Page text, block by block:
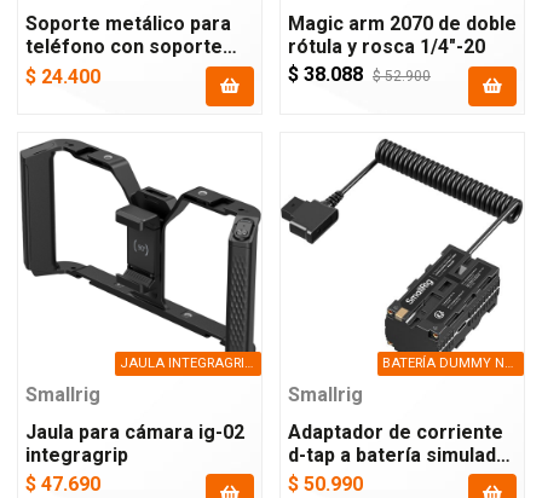
Soporte metálico para
teléfono con soporte
arca-swiss, modelo 4611
$ 24.400
Magic arm 2070 de doble
rótula y rosca 1/4"-20
$ 38.088 $ 52.900
JAULA INTEGRAGRIP IG-02
Smallrig
Jaula para cámara ig-02
integragrip
$ 47.690
BATERÍA DUMMY NP-F DOBLE CARA D-TAP
Smallrig
Adaptador de corriente
d-tap a batería simulada
np-f de doble cara
$ 50.990